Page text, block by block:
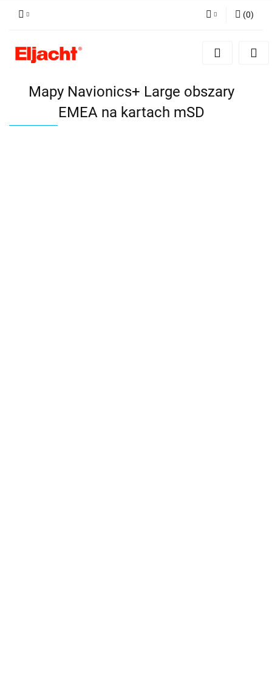
Zaloguj się
(0)
Mapy Navionics+ Large obszary
EMEA na kartach mSD